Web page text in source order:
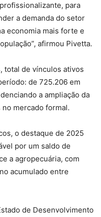
para
a demanda do setor
economia mais forte e
afirmou Pivetta.
total de vínculos ativos
de 725.206 em
a ampliação da
mercado formal.
o destaque de 2025
por um saldo de
a agropecuária, com
acumulado entre
de Desenvolvimento